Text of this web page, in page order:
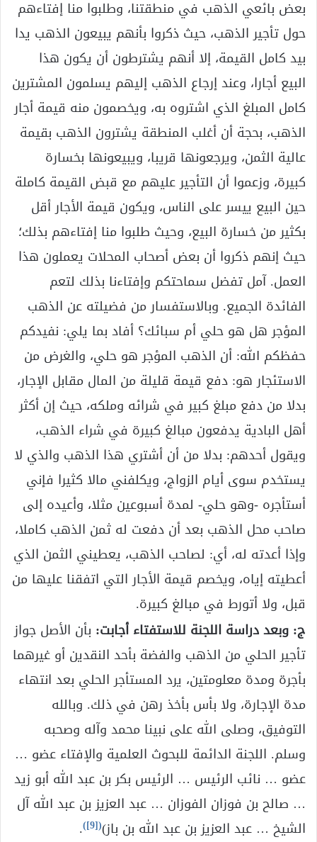
بعض بائعي الذهب في منطقتنا، وطلبوا منا إفتاءهم
حول تأجير الذهب، حيث ذكروا بأنهم يبيعون الذهب يدا
بيد كامل القيمة، إلا أنهم يشترطون أن يكون هذا
البيع أجارا، وعند إرجاع الذهب إليهم يسلمون المشترين
كامل المبلغ الذي اشتروه به، ويخصمون منه قيمة أجار
الذهب، بحجة أن أغلب المنطقة يشترون الذهب بقيمة
عالية الثمن، ويرجعونها قريبا، ويبيعونها بخسارة
كبيرة، وزعموا أن التأجير عليهم مع قبض القيمة كاملة
حين البيع ييسر على الناس، ويكون قيمة الأجار أقل
بكثير من خسارة البيع، وحيث طلبوا منا إفتاءهم بذلك؛
حيث إنهم ذكروا أن بعض أصحاب المحلات يعملون هذا
العمل. آمل تفضل سماحتكم وإفتاءنا بذلك لتعم
الفائدة الجميع. وبالاستفسار من فضيلته عن الذهب
المؤجر هل هو حلي أم سبائك؟ أفاد بما يلي: نفيدكم
حفظكم الله: أن الذهب المؤجر هو حلي، والغرض من
الاستئجار هو: دفع قيمة قليلة من المال مقابل الإجار،
بدلا من دفع مبلغ كبير في شرائه وملكه، حيث إن أكثر
أهل البادية يدفعون مبالغ كبيرة في شراء الذهب،
ويقول أحدهم: بدلا من أن أشتري هذا الذهب والذي لا
يستخدم سوى أيام الزواج، ويكلفني مالا كثيرا فإني
أستأجره -وهو حلي- لمدة أسبوعين مثلا، وأعيده إلى
صاحب محل الذهب بعد أن دفعت له ثمن الذهب كاملا،
وإذا أعدته له، أي: لصاحب الذهب، يعطيني الثمن الذي
أعطيته إياه، ويخصم قيمة الأجار التي اتفقنا عليها من
قبل، ولا أتورط في مبالغ كبيرة.
ج: وبعد دراسة اللجنة للاستفتاء أجابت: بأن الأصل جواز
تأجير الحلي من الذهب والفضة بأحد النقدين أو غيرهما
بأجرة ومدة معلومتين، يرد المستأجر الحلي بعد انتهاء
مدة الإجارة، ولا بأس بأخذ رهن في ذلك. وبالله
التوفيق، وصلى الله على نبينا محمد وآله وصحبه
وسلم. اللجنة الدائمة للبحوث العلمية والإفتاء عضو …
عضو … نائب الرئيس … الرئيس بكر بن عبد الله أبو زيد
… صالح بن فوزان الفوزان … عبد العزيز بن عبد الله آل
الشيخ … عبد العزيز بن عبد الله بن باز)(
[9]
)
.